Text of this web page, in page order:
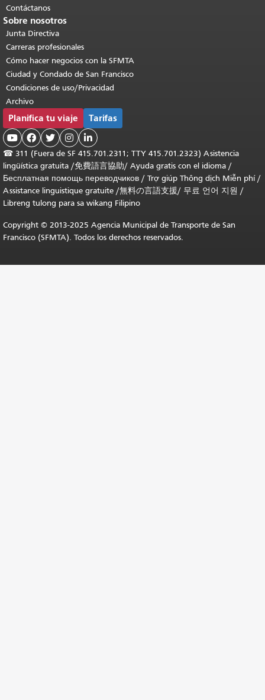
Contáctanos
Sobre nosotros
Junta Directiva
Carreras profesionales
Cómo hacer negocios con la SFMTA
Ciudad y Condado de San Francisco
Condiciones de uso/Privacidad
Archivo
Planifica tu viaje Tarifas
    
☎ 311 (Fuera de SF 415.701.2311; TTY 415.701.2323) Asistencia
lingüística gratuita /免費語言協助/ Ayuda gratis con el idioma /
Бесплатная помощь переводчиков / Trợ giúp Thông dịch Miễn phí/
Assistance linguistique gratuite /無料の言語支援/ 무료 언어 지원 /
Libreng tulong para sa wikang Filipino
Copyright © 2013-2025 Agencia Municipal de Transporte de San
Francisco (SFMTA). Todos los derechos reservados.